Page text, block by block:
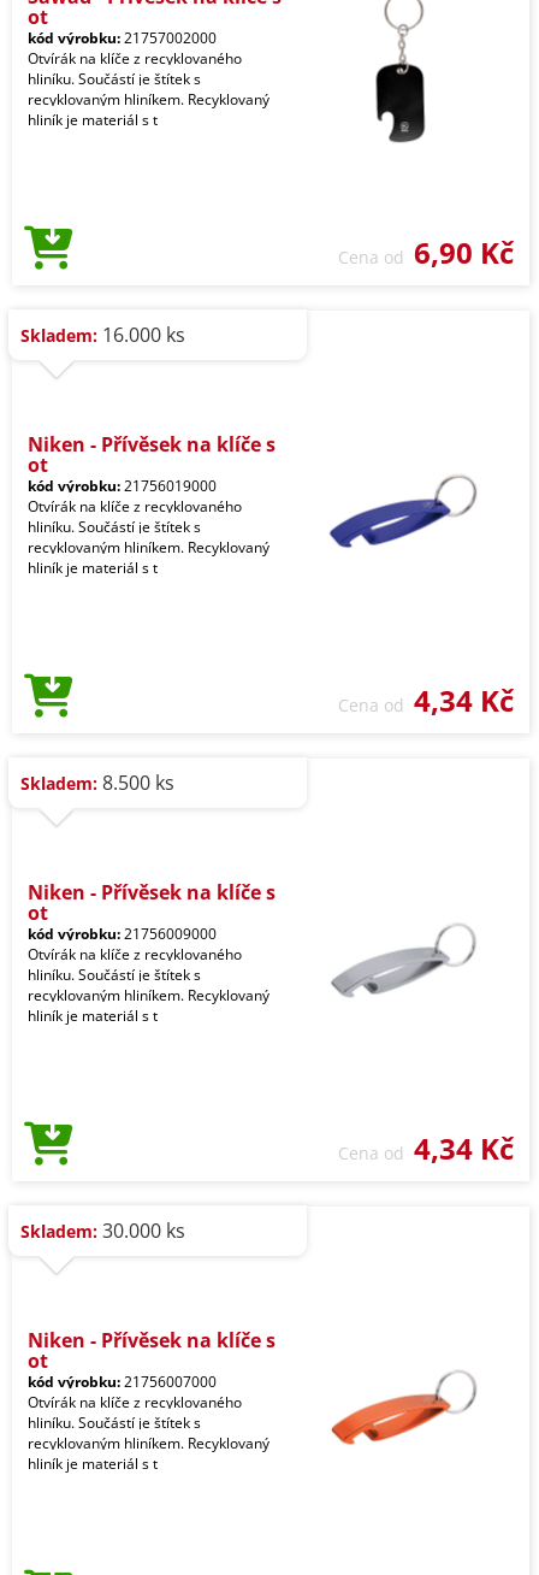
ot
kód výrobku:21757002000
Otvírák na klíče z recyklovaného
hliníku. Součástí je štítek s
recyklovaným hliníkem. Recyklovaný
hliník je materiál s t
Cena od 6,90 Kč
Skladem: 16.000 ks
Niken - Přívěsek na klíče s
ot
kód výrobku:21756019000
Otvírák na klíče z recyklovaného
hliníku. Součástí je štítek s
recyklovaným hliníkem. Recyklovaný
hliník je materiál s t
Cena od 4,34 Kč
Skladem: 8.500 ks
Niken - Přívěsek na klíče s
ot
kód výrobku:21756009000
Otvírák na klíče z recyklovaného
hliníku. Součástí je štítek s
recyklovaným hliníkem. Recyklovaný
hliník je materiál s t
Cena od 4,34 Kč
Skladem: 30.000 ks
Niken - Přívěsek na klíče s
ot
kód výrobku:21756007000
Otvírák na klíče z recyklovaného
hliníku. Součástí je štítek s
recyklovaným hliníkem. Recyklovaný
hliník je materiál s t